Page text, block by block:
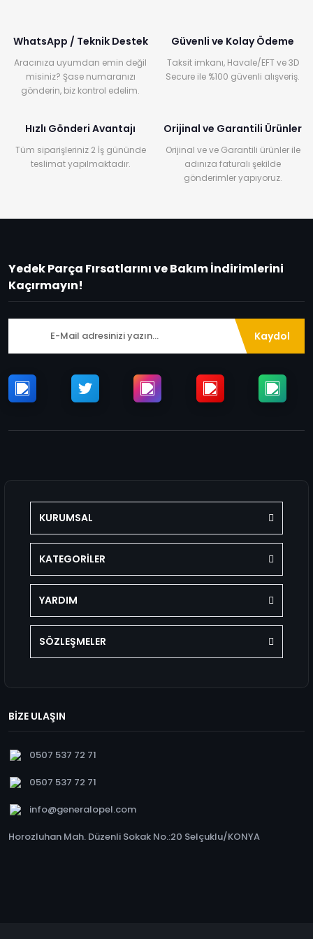
WhatsApp / Teknik Destek
Aracınıza uyumdan emin değil
misiniz? Şase numaranızı
gönderin, biz kontrol edelim.
Güvenli ve Kolay Ödeme
Taksit imkanı, Havale/EFT ve 3D
Secure ile %100 güvenli alışveriş.
Hızlı Gönderi Avantajı
Tüm siparişleriniz 2 İş gününde
teslimat yapılmaktadır.
Orijinal ve Garantili Ürünler
Orijinal ve ve Garantili ürünler ile
adınıza faturalı şekilde
gönderimler yapıyoruz.
Yedek Parça Fırsatlarını ve Bakım İndirimlerini
Kaçırmayın!
Kaydol
KURUMSAL
KATEGORİLER
YARDIM
SÖZLEŞMELER
BİZE ULAŞIN
0507 537 72 71
0507 537 72 71
info@generalopel.com
Horozluhan Mah. Düzenli Sokak No.:20 Selçuklu/KONYA